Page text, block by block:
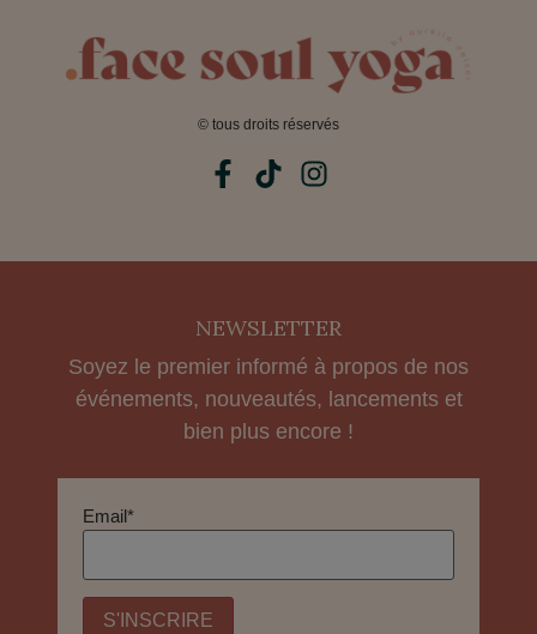
© tous droits réservés
NEWSLETTER
Soyez le premier informé à propos de nos
événements, nouveautés, lancements et
bien plus encore !
Email*